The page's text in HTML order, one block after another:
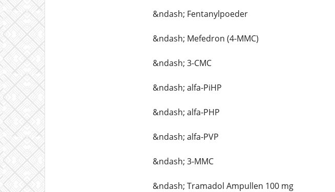
&ndash; Fentanylpoeder
&ndash; Mefedron (4-MMC)
&ndash; 3-CMC
&ndash; alfa-PiHP
&ndash; alfa-PHP
&ndash; alfa-PVP
&ndash; 3-MMC
&ndash; Tramadol Ampullen 100 mg